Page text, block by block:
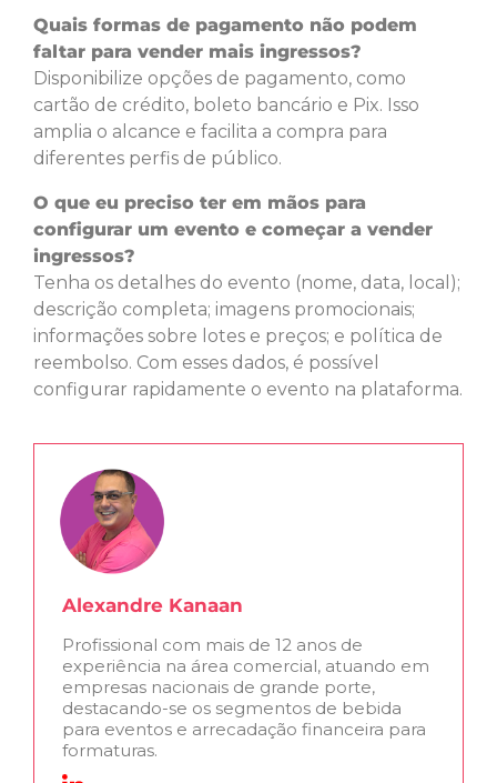
Quais formas de pagamento não podem
faltar para vender mais ingressos?
Disponibilize opções de pagamento, como
cartão de crédito, boleto bancário e Pix. Isso
amplia o alcance e facilita a compra para
diferentes perfis de público.
O que eu preciso ter em mãos para
configurar um evento e começar a vender
ingressos?
Tenha os detalhes do evento (nome, data, local);
descrição completa; imagens promocionais;
informações sobre lotes e preços; e política de
reembolso. Com esses dados, é possível
configurar rapidamente o evento na plataforma.
Alexandre Kanaan
Profissional com mais de 12 anos de
experiência na área comercial, atuando em
empresas nacionais de grande porte,
destacando-se os segmentos de bebida
para eventos e arrecadação financeira para
formaturas.